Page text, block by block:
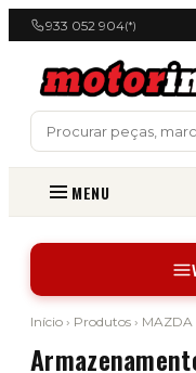
933 052 904(*)
MENU
Início › Produtos › MAZDA